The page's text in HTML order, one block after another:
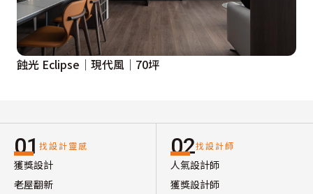
蝕光 Eclipse│現代風│70坪
01 找設計靈感
獲獎設計
老屋翻新
02找設計師
人氣設計師
獲獎設計師